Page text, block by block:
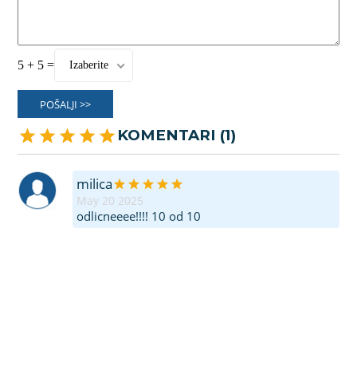
5 + 5 = Izaberite
POŠALJI >>
KOMENTARI (1)
milica
May 20 2025
odlicneeee!!!! 10 od 10